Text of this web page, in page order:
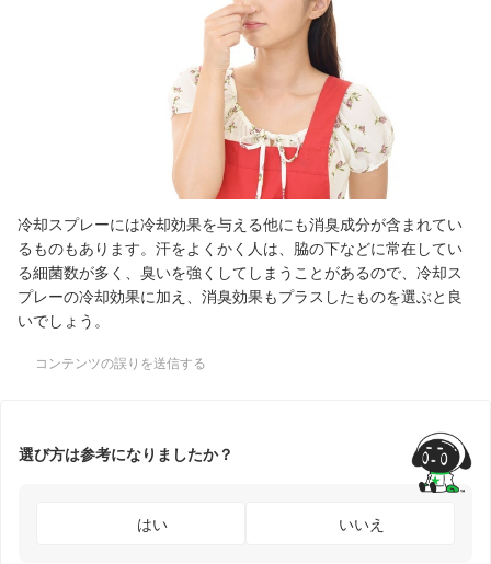
冷却スプレーには冷却効果を与える他にも消臭成分が含まれてい
るものもあります。汗をよくかく人は、脇の下などに常在してい
る細菌数が多く、臭いを強くしてしまうことがあるので、冷却ス
プレーの冷却効果に加え、消臭効果もプラスしたものを選ぶと良
いでしょう。
コンテンツの誤りを送信する
選び方は参考になりましたか？
はい いいえ